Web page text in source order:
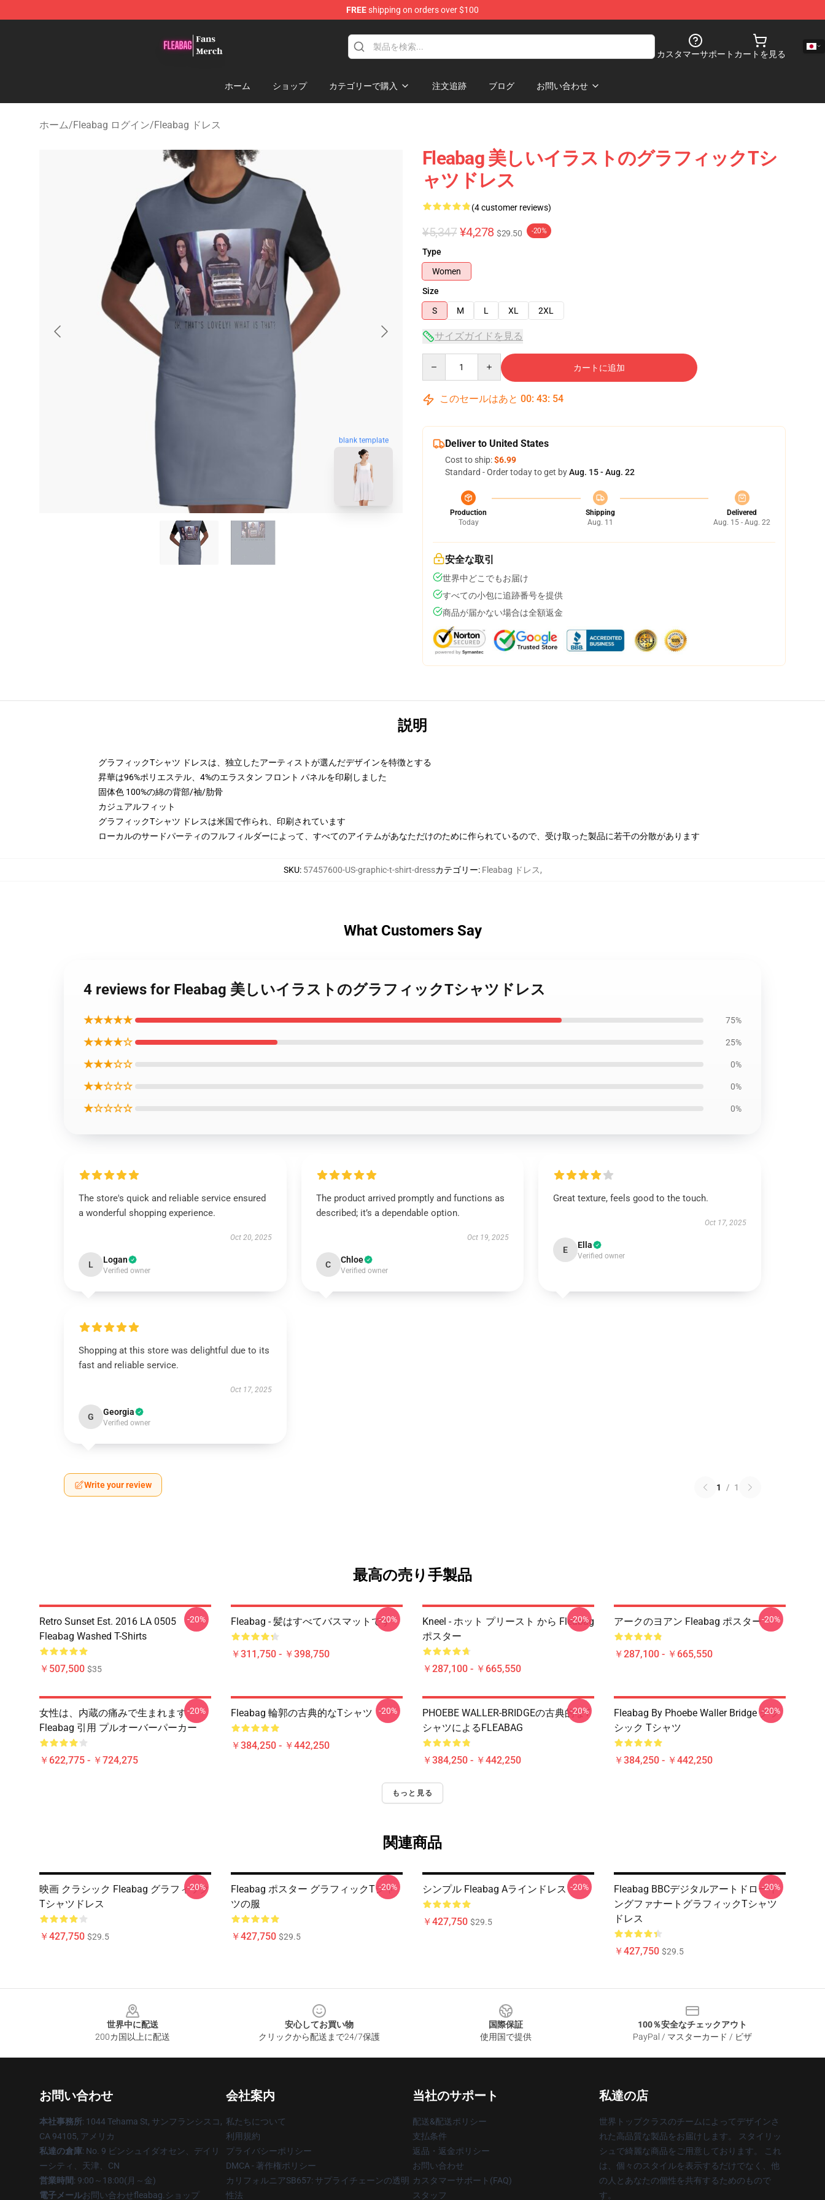
FREEshipping on orders over $100
カスタマーサポート カートを見る
ホーム ショップ カテゴリーで購入 注文追跡 ブログ お問い合わせ
ホーム/Fleabag ログイン/Fleabag ドレス
blank template
Fleabag 美しいイラストのグラフィックTシ
ャツドレス
(4 customer reviews)
¥5,347 ¥4,278 $29.50 -20%
Type
Women
Size
S
M L XL 2XL
サイズガイドを見る
カートに追加
このセールはあと 00: 43: 54
Deliver to United States
Cost to ship:$6.99
Standard - Order today to get byAug. 15 - Aug. 22
Production
Today
Shipping
Aug. 11
Delivered
Aug. 15 - Aug. 22
安全な取引
世界中どこでもお届け
すべての小包に追跡番号を提供
商品が届かない場合は全額返金
説明
グラフィックTシャツ ドレスは、独立したアーティストが選んだデザインを特徴とする
昇華は96%ポリエステル、4%のエラスタン フロント パネルを印刷しました
固体色 100%の綿の背部/袖/肋骨
カジュアルフィット
グラフィックTシャツ ドレスは米国で作られ、印刷されています
ローカルのサードパーティのフルフィルダーによって、すべてのアイテムがあなただけのために作られているので、受け取った製品に若干の分散があります
SKU: 57457600-US-graphic-t-shirt-dressカテゴリー: Fleabag ドレス,
What Customers Say
4 reviews for Fleabag 美しいイラストのグラフィックTシャツドレス
★★★★★ 75%
★★★★☆ 25%
★★★☆☆ 0%
★★☆☆☆ 0%
★☆☆☆☆ 0%
The store's quick and reliable service ensured
a wonderful shopping experience.
Oct 20, 2025
L Logan
Verified owner
The product arrived promptly and functions as
described; it’s a dependable option.
Oct 19, 2025
C Chloe
Verified owner
Great texture, feels good to the touch.
Oct 17, 2025
E Ella
Verified owner
Shopping at this store was delightful due to its
fast and reliable service.
Oct 17, 2025
G Georgia
Verified owner
Write your review 1 / 1
最高の売り手製品
Retro Sunset Est. 2016 LA 0505
Fleabag Washed T-Shirts
￥507,500 $35
-20% Fleabag - 髪はすべてバスマットです
￥311,750 - ￥398,750
-20%
Kneel - ホット プリースト から Fleabag
ポスター
￥287,100 - ￥665,550
-20% アークのヨアン Fleabag ポスター
￥287,100 - ￥665,550
-20%
女性は、内蔵の痛みで生まれます
Fleabag 引用 プルオーバーパーカー
￥622,775 - ￥724,275
-20% Fleabag 輪郭の古典的なTシャツ
￥384,250 - ￥442,250
-20%
PHOEBE WALLER-BRIDGEの古典的なT
シャツによるFLEABAG
￥384,250 - ￥442,250
-20%
Fleabag By Phoebe Waller Bridge クラ
シック Tシャツ
￥384,250 - ￥442,250
-20%
もっと見る
関連商品
映画 クラシック Fleabag グラフィック
Tシャツドレス
￥427,750 $29.5
-20%
Fleabag ポスター グラフィックTシャ
ツの服
￥427,750 $29.5
-20% シンプル Fleabag Aラインドレス
￥427,750 $29.5
-20%
Fleabag BBCデジタルアートドローイ
ングファナートグラフィックTシャツ
ドレス
￥427,750 $29.5
-20%
世界中に配送
200カ国以上に配送
安心してお買い物
クリックから配送まで24/7保護
国際保証
使用国で提供
100％安全なチェックアウト
PayPal / マスターカード / ビザ
お問い合わせ
本社事務所: 1044 Tehama St, サンフランシスコ,
CA 94105, アメリカ
私達の倉庫: No. 9 ビンシュイダオセン、デイリ
ーシティ、天津、CN
営業時間: 9:00～18:00(月～金)
電子メールお問い合わせfleabag.ショップ
会社案内
私たちについて
利用規約
プライバシーポリシー
DMCA - 著作権ポリシー
カリフォルニアSB657: サプライチェーンの透明
性法
当社のサポート
配送&配送ポリシー
支払条件
返品・返金ポリシー
お問い合わせ
カスタマーサポート(FAQ)
スタッフ
私達の店
世界トップクラスのチームによってデザインさ
れた高品質な製品をお届けします。 スタイリッ
シュで綺麗な商品をご用意しております。 これ
は、個々のスタイルを表示するだけでなく、他
の人とあなたの個性を共有するためのもので
す。